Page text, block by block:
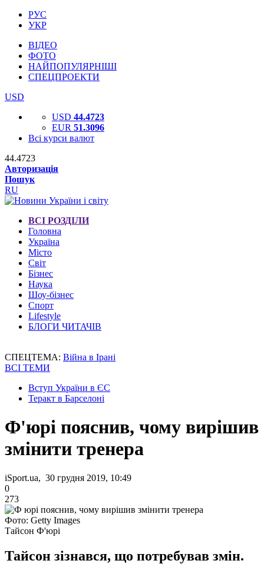
РУС
УКР
ВІДЕО
ФОТО
НАЙПОПУЛЯРНІШІ
СПЕЦПРОЕКТИ
USD
USD 44.4723
EUR 51.3096
Всі курси валют
44.4723
Авторизація
Пошук
RU
ВСІ РОЗДІЛИ
Головна
Україна
Місто
Світ
Бізнес
Наука
Шоу-бізнес
Спорт
Lifestyle
БЛОГИ ЧИТАЧІВ
СПЕЦТЕМА: Війна в Ірані
ВСІ ТЕМИ
Вступ України в ЄС
Теракт в Барселоні
Ф'юрі пояснив, чому вирішив
змінити тренера
iSport.ua, 30 грудня 2019, 10:49
0
273
Фото: Getty Images
Тайсон Ф'юрі
Тайсон зізнався, що потребував змін.